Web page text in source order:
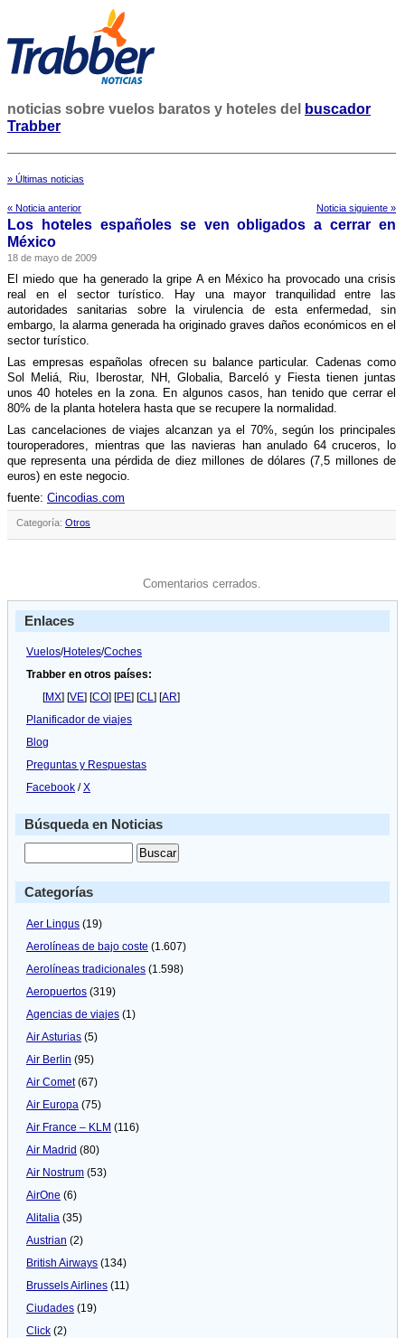
noticias sobre vuelos baratos y hoteles del
buscador
Trabber
» Últimas noticias
« Noticia anterior Noticia siguiente »
Los hoteles españoles se ven obligados a cerrar en
México
18 de mayo de 2009
El miedo que ha generado la gripe A en México ha provocado una crisis
real en el sector turí­stico. Hay una mayor tranquilidad entre las
autoridades sanitarias sobre la virulencia de esta enfermedad, sin
embargo, la alarma generada ha originado graves daños económicos en el
sector turí­stico.
Las empresas españolas ofrecen su balance particular. Cadenas como
Sol Meliá, Riu, Iberostar, NH, Globalia, Barceló y Fiesta tienen juntas
unos 40 hoteles en la zona. En algunos casos, han tenido que cerrar el
80% de la planta hotelera hasta que se recupere la normalidad.
Las cancelaciones de viajes alcanzan ya el 70%, según los principales
touroperadores, mientras que las navieras han anulado 64 cruceros, lo
que representa una pérdida de diez millones de dólares (7,5 millones de
euros) en este negocio.
fuente: Cincodias.com
Categoría: Otros
Comentarios cerrados.
Enlaces
Vuelos/Hoteles/Coches
Trabber en otros países:
[MX] [VE] [CO] [PE] [CL] [AR]
Planificador de viajes
Blog
Preguntas y Respuestas
Facebook /X
Búsqueda en Noticias
Categorías
Aer Lingus (19)
Aerolíneas de bajo coste (1.607)
Aerolíneas tradicionales (1.598)
Aeropuertos (319)
Agencias de viajes (1)
Air Asturias (5)
Air Berlin (95)
Air Comet(67)
Air Europa (75)
Air France – KLM (116)
Air Madrid (80)
Air Nostrum (53)
AirOne (6)
Alitalia (35)
Austrian (2)
British Airways (134)
Brussels Airlines (11)
Ciudades (19)
Click (2)